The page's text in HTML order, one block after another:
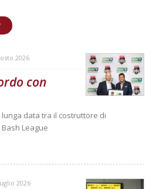
2026
con
data tra il costruttore di
League
2026